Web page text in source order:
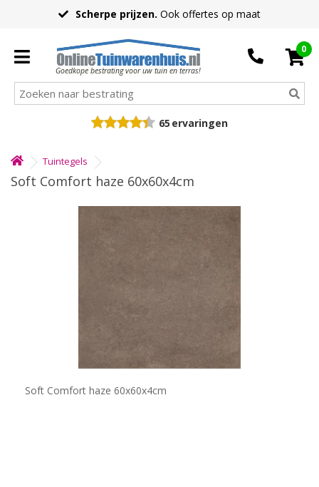
Scherpe prijzen. Ook offertes op maat
Goedkope bestrating voor uw tuin en terras!
0
65 ervaringen
Tuintegels
Soft Comfort haze 60x60x4cm
Soft Comfort haze 60x60x4cm